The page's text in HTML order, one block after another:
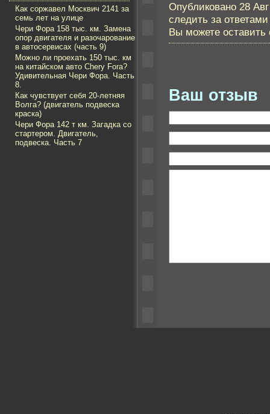
Как соржавел Mосквич 2141 за
семь лет на улице
Чери Фора 158 тыс. км. Замена
опор двигателя и разочарование
в автосервисах (часть 9)
Можно ли проехать 150 тыс. км
на китайском авто Chery Fora?
Удивительная Чери Фора. Часть
8.
Как чувствует себя 20-летняя
Волга? (двигатель подвеска
краска)
Чери Фора 142 т км. Загадка со
стартером. Двигатель,
подвеска. Часть 7
Опубликовано 28
следить за
Вы можете оставить
Ваш отзыв